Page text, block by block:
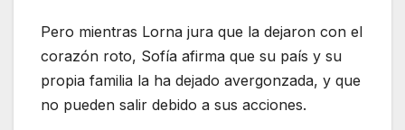
Pero mientras Lorna jura que la dejaron con el
corazón roto, Sofía afirma que su país y su
propia familia la ha dejado avergonzada, y que
no pueden salir debido a sus acciones.